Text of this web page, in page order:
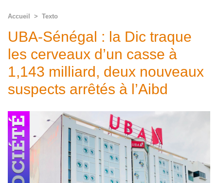
Accueil > Texto
UBA-Sénégal : la Dic traque
les cerveaux d’un casse à
1,143 milliard, deux nouveaux
suspects arrêtés à l’Aibd